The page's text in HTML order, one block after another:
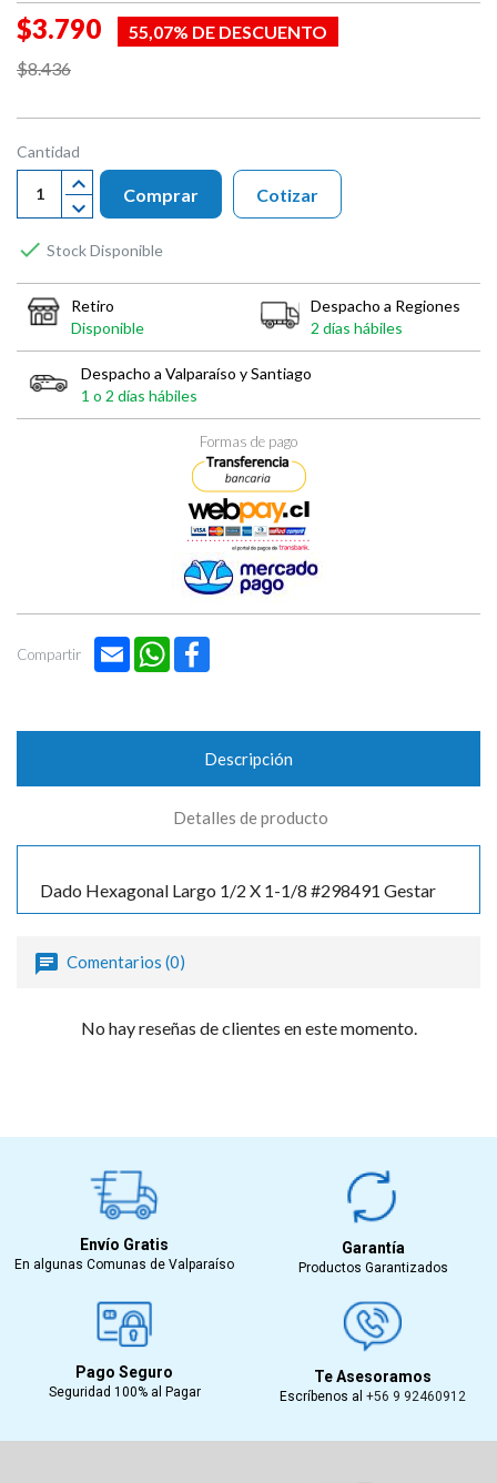
$3.790
55,07% DE DESCUENTO
$8.436
Cantidad
Comprar
 Stock Disponible
Cotizar
Retiro
Disponible
Despacho a Regiones
2 días hábiles
Despacho a Valparaíso y Santiago
1 o 2 días hábiles
Formas de pago
Compartir Email WhatsApp
Descripción
Detalles de producto
Dado Hexagonal Largo 1/2 X 1-1/8 #298491 Gestar
Comentarios (0)
No hay reseñas de clientes en este momento.
Envío Gratis
En algunas Comunas de Valparaíso
Garantía
Productos Garantizados
Pago Seguro
Seguridad 100% al Pagar
Te Asesoramos
Escríbenos al +56 9 92460912